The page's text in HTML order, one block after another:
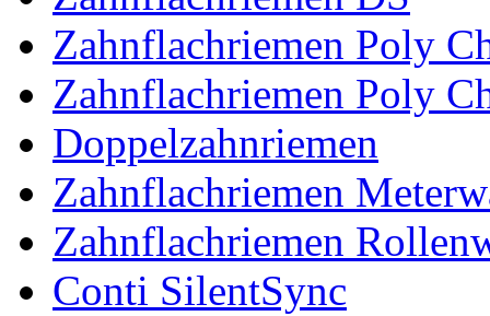
Zahnflachriemen Poly
Zahnflachriemen Poly
Doppelzahnriemen
Zahnflachriemen
Zahnflachriemen
Conti SilentSync